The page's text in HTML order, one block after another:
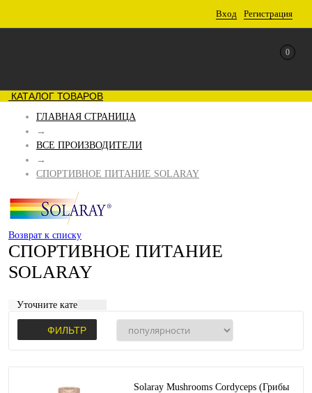
Вход Регистрация
0
КАТАЛОГ ТОВАРОВ
ГЛАВНАЯ СТРАНИЦА
→
ВСЕ ПРОИЗВОДИТЕЛИ
→
СПОРТИВНОЕ ПИТАНИЕ SOLARAY
Возврат к списку
СПОРТИВНОЕ ПИТАНИЕ
SOLARAY
Уточните категорию:
ФИЛЬТР
Solaray Mushrooms Cordyceps (Грибы